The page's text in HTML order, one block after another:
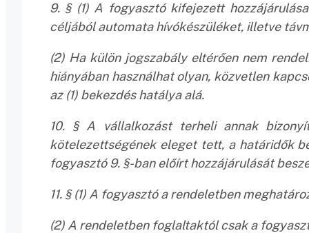
9. § (1) A fogyasztó kifejezett
céljából automata hívókészüléket, illetve
(2) Ha külön jogszabály eltérően nem
hiányában használhat olyan, közvetlen
az (1) bekezdés hatálya alá.
10. § A vállalkozást terheli annak
kötelezettségének eleget tett, a határidők
fogyasztó 9. §-ban előírt hozzájárulását
11. § (1) A fogyasztó a rendeletben
(2) A rendeletben foglaltaktól csak a